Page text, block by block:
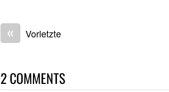
« Vorletzte
2 COMMENTS